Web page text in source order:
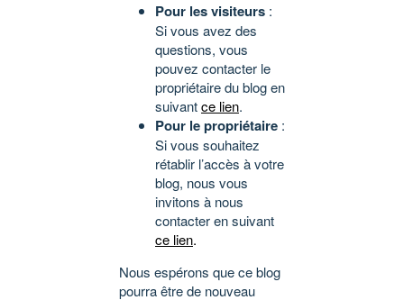
Pour les visiteurs :
Si vous avez des
questions, vous
pouvez contacter le
propriétaire du blog en
suivantce lien.
Pour le propriétaire :
Si vous souhaitez
rétablir l’accès à votre
blog, nous vous
invitons à nous
contacter en suivant
ce lien.
Nous espérons que ce blog
pourra être de nouveau